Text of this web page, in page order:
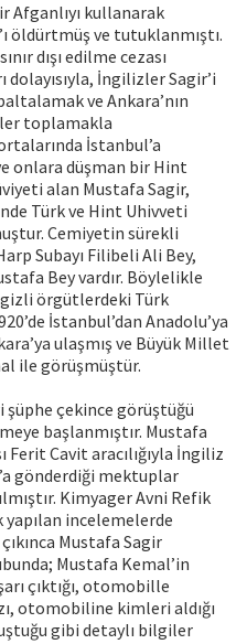
Afganlıyı kullanarak
öldürtmüş ve tutuklanmıştı.
dışı edilme cezası
dolayısıyla, İngilizler Sagir’i
ve Ankara’nın
toplamakla
İstanbul’a
onlara düşman bir Hint
alan Mustafa Sagir,
Türk ve Hint Uhivveti
Cemiyetin sürekli
Subayı Filibeli Ali Bey,
Bey vardır. Böylelikle
gizli örgütlerdeki Türk
İstanbul’dan Anadolu’ya
ulaşmış ve Büyük Millet
ile görüşmüştür.
şüphe çekince görüştüğü
başlanmıştır. Mustafa
Ferit Cavit aracılığıyla İngiliz
gönderdiği mektuplar
Kimyager Avni Refik
incelemelerde
Mustafa Sagir
Mustafa Kemal’in
çıktığı, otomobille
otomobiline kimleri aldığı
gibi detaylı bilgiler